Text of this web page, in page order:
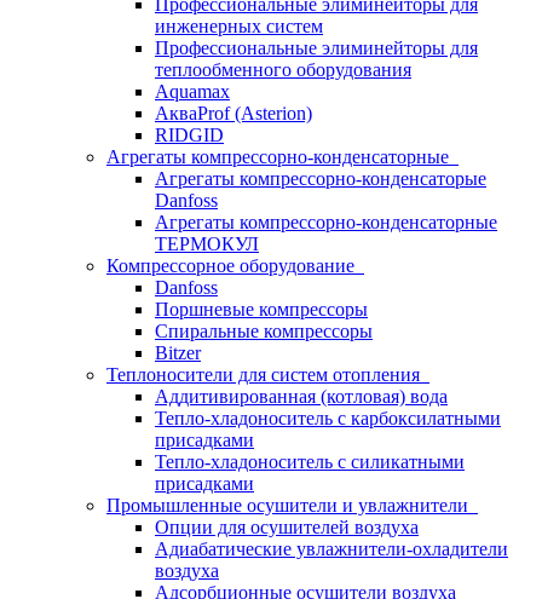
Профессиональные элиминейторы для
инженерных систем
Профессиональные элиминейторы для
теплообменного оборудования
Aquamax
АкваProf (Asterion)
RIDGID
Агрегаты компрессорно-конденсаторные
Агрегаты компрессорно-конденсаторые
Danfoss
Агрегаты компрессорно-конденсаторные
ТЕРМОКУЛ
Компрессорное оборудование
Danfoss
Поршневые компрессоры
Спиральные компрессоры
Bitzer
Теплоносители для систем отопления
Аддитивированная (котловая) вода
Тепло-хладоноситель с карбоксилатными
присадками
Тепло-хладоноситель с силикатными
присадками
Промышленные осушители и увлажнители
Опции для осушителей воздуха
Адиабатические увлажнители-охладители
воздуха
Адсорбционные осушители воздуха